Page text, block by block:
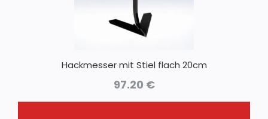
Hackmesser mit Stiel flach 20cm
97.20 €